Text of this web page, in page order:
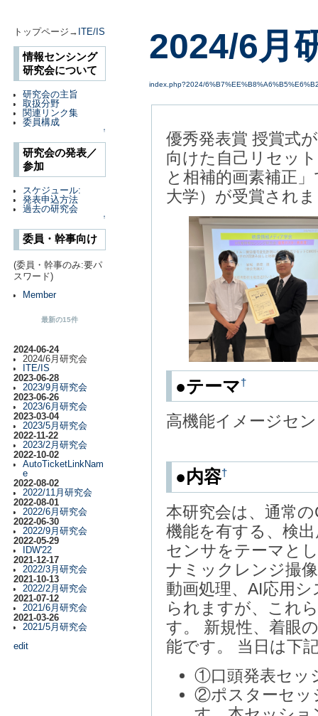
2024/6月
index.php?2024/
トップページ→ ITE/IS
情報センシング
研究会について
研究会の主旨
取扱分野
関連リンク集
委員構成
↑
研究会の発表／
参加
スケジュール:
発表申込方法
過去の研究会
↑
委員・幹事向け
(委員・幹事のみ:要パ
スワード)
Member
最新の15件
2024-06-24
2024/6月研究会
ITE/IS
2023-06-28
2023/9月研究会
2023-06-26
2023/6月研究会
2023-03-04
2023/5月研究会
2022-11-22
2023/2月研究会
2022-10-02
AutoTicketLinkNam
e
2022-08-02
2022/11月研究会
2022-08-01
2022/6月研究会
2022-06-30
2022/9月研究会
2022-05-29
IDW'22
2021-12-17
2022/3月研究会
2021-10-13
2022/2月研究会
2021-07-12
2021/6月研究会
2021-03-26
2021/5月研究会
edit
優秀発表賞 授賞式
向けた自己リセッ
と相補的画素補正
大学）が受賞され
●テーマ†
高機能イメージセ
●内容†
本研究会は、通常
機能を有する、検
センサをテーマと
ナミックレンジ撮
動画処理、AI応用
られますが、これ
す。 新規性、着眼
能です。 当日は下
①口頭発表セッ
②ポスターセッ